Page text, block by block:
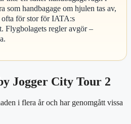
som handbagage om hjulen tas av,
ofta för stor för IATA:s
Flygbolagets regler avgör –
Jogger City Tour 2
i flera år och har genomgått vissa